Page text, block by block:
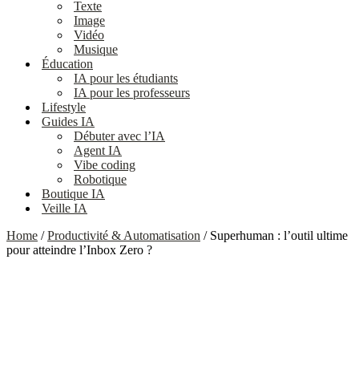
Texte
Image
Vidéo
Musique
Éducation
IA pour les étudiants
IA pour les professeurs
Lifestyle
Guides IA
Débuter avec l’IA
Agent IA
Vibe coding
Robotique
Boutique IA
Veille IA
Home /Productivité & Automatisation / Superhuman : l’outil ultime
pour atteindre l’Inbox Zero ?